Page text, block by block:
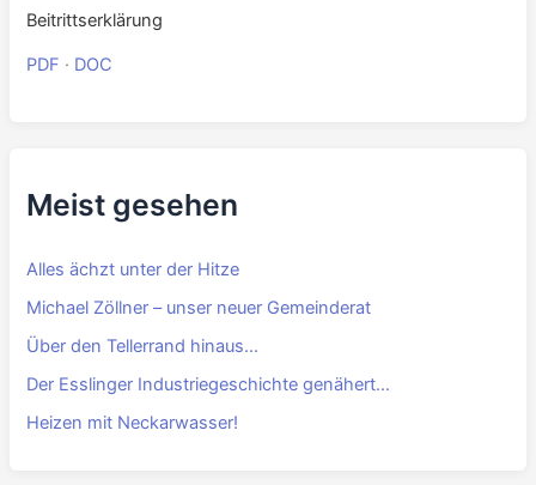
Beitrittserklärung
PDF · DOC
Meist gesehen
Alles ächzt unter der Hitze
Michael Zöllner – unser neuer Gemeinderat
Über den Tellerrand hinaus…
Der Esslinger Industriegeschichte genähert…
Heizen mit Neckarwasser!